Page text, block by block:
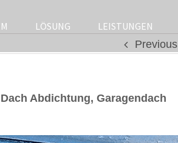
LÖSUNG LEISTUNGEN
Previous
Abdichtung, Garagendach